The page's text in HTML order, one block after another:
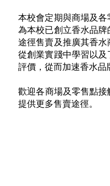
本校會定期與商場及
為本校已創立香水品
途徑售賣及推廣其香水
從創業實踐中學習以
評價 ，從而加速香水品
歡迎各商場及零售點接
提供更多售賣途徑。